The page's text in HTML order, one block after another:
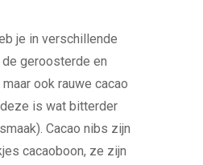
je in verschillende
geroosterde en
ook rauwe cacao
is wat bitterder
Cacao nibs zijn
cacaoboon, ze zijn